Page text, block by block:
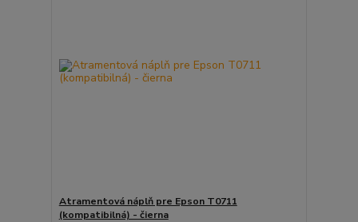
Atramentová náplň pre Epson T0711
(kompatibilná) - čierna